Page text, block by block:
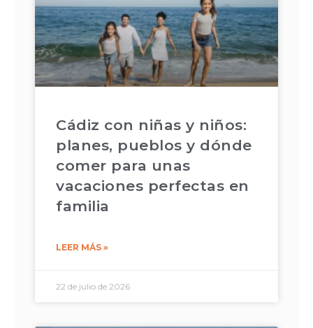
Cádiz con niñas y niños:
planes, pueblos y dónde
comer para unas
vacaciones perfectas en
familia
LEER MÁS »
22 de julio de 2026